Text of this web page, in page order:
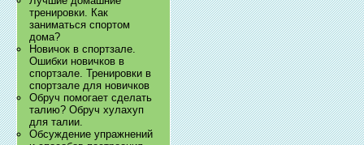
тренировки. Как
заниматься спортом
дома?
Новичок в спортзале.
Ошибки новичков в
спортзале. Тренировки в
спортзале для новичков
Обруч помогает сделать
талию? Обруч хулахуп
для талии.
Обсуждение упражнений